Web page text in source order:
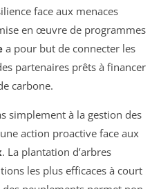
face aux menaces
en œuvre de programmes
a pour but de connecter les
partenaires prêts à financer
carbone.
simplement à la gestion des
action proactive face aux
. La plantation d’arbres
les plus efficaces à court